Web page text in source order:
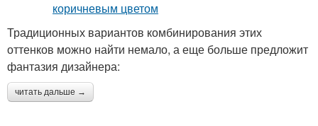
Традиционных вариантов комбинирования этих
оттенков можно найти немало, а еще больше предложит
фантазия дизайнера:
читать дальше →